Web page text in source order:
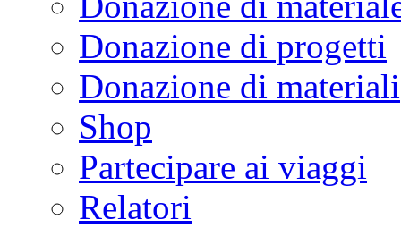
Donazione di progetti
Donazione di materiali
Shop
Partecipare ai viaggi
Relatori